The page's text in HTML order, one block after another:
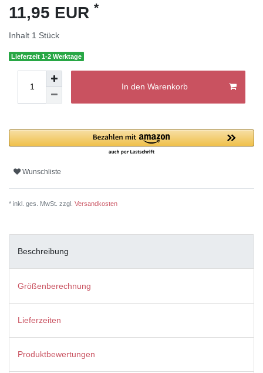
11,95 EUR *
Inhalt 1 Stück
Lieferzeit 1-2 Werktage
In den Warenkorb
Wunschliste
* inkl. ges. MwSt. zzgl. Versandkosten
Beschreibung
Größenberechnung
Lieferzeiten
Produktbewertungen